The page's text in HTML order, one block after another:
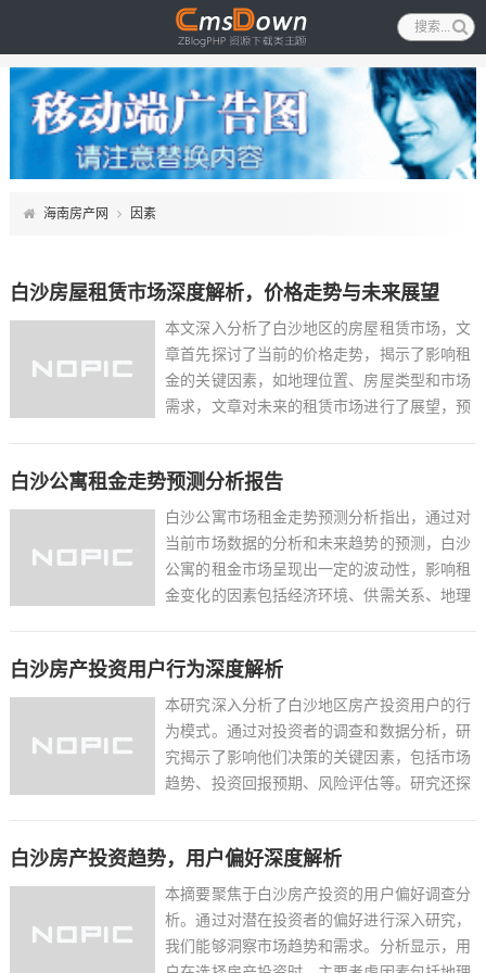
海南房产网 因素
白沙房屋租赁市场深度解析，价格走势与未来展望
本文深入分析了白沙地区的房屋租赁市场，文
章首先探讨了当前的价格走势，揭示了影响租
金的关键因素，如地理位置、房屋类型和市场
需求，文章对未来的租赁市场进行了展望，预
租户提供了宝贵的信息和建议，帮助他们做出
明智的决策。...
白沙公寓租金走势预测分析报告
白沙公寓市场租金走势预测分析指出，通过对
当前市场数据的分析和未来趋势的预测，白沙
公寓的租金市场呈现出一定的波动性，影响租
金变化的因素包括经济环境、供需关系、地理
期来看，随着城市发展和人口流动，租金有上
涨的趋势，投资者和租...
白沙房产投资用户行为深度解析
本研究深入分析了白沙地区房产投资用户的行
为模式。通过对投资者的调查和数据分析，研
究揭示了影响他们决策的关键因素，包括市场
趋势、投资回报预期、风险评估等。研究还探
的地理位置、基础设施和政策环境等因素。这
些发现为房产开发商和...
白沙房产投资趋势，用户偏好深度解析
本摘要聚焦于白沙房产投资的用户偏好调查分
析。通过对潜在投资者的偏好进行深入研究，
我们能够洞察市场趋势和需求。分析显示，用